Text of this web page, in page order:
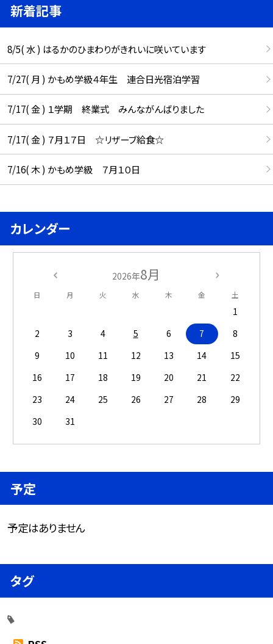
新着記事
8/5( 水 ) はるかのひまわりがきれいに咲いています
7/27( 月 ) かもめ学級４年生 連合日光宿泊学習
7/17( 金 ) １学期 終業式 みんながんばりました
7/17( 金 ) ７月１７日 ☆リザーブ給食☆
7/16( 木 ) かもめ学級 ７月１０日
カレンダー
2026年8月
日 月 火 水 木 金 土
1
2
3 4 5 6 7
8
9
10 11 12 13 14
15
16
17 18 19 20 21
22
23
24 25 26 27 28
29
30
31
予定
予定はありません
タグ